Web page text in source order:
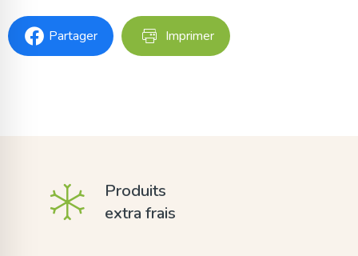
Partager Imprimer
Produits
extra frais